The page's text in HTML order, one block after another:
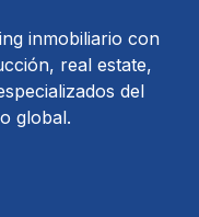
inmobiliario con
real estate,
del
global.